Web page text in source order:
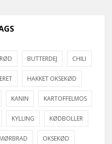
BUTTERDEJ CHILI
HAKKET OKSEKØD
KANIN KARTOFFELMOS
KYLLING KØDBOLLER
MØRBRAD OKSEKØD